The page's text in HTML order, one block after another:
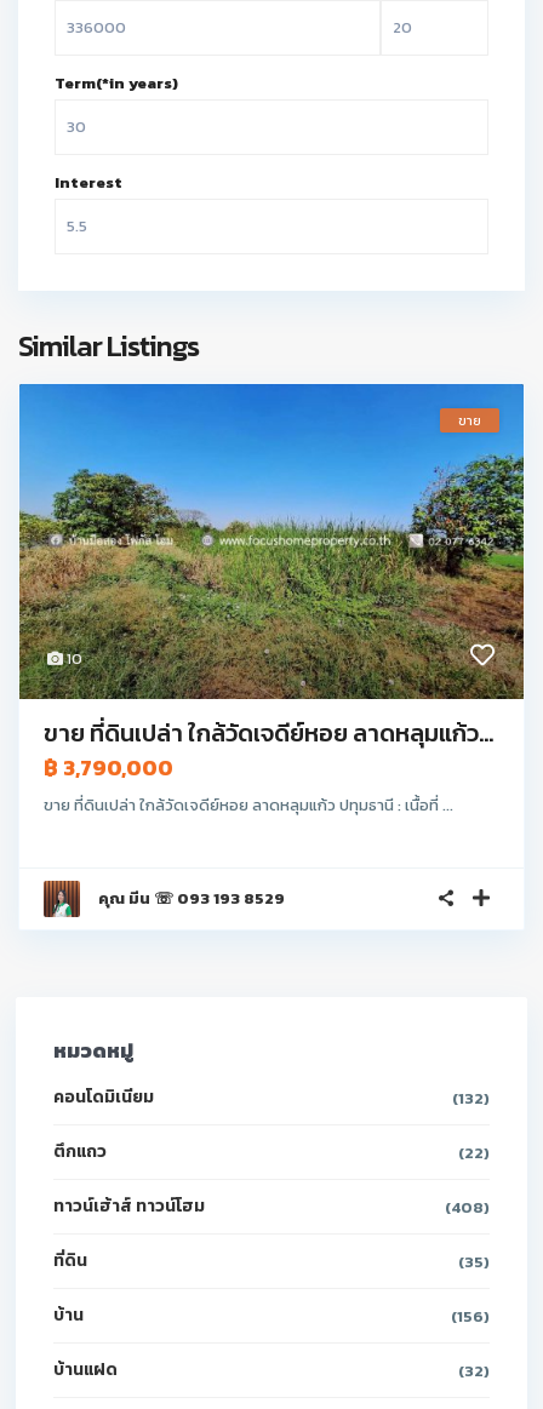
Term(*in years)
Interest
Similar Listings
10
ขาย
ขาย ที่ดินเปล่า ใกล้วัดเจดีย์หอย ลาดหลุมแก้ว...
฿ 3,790,000
ขาย ที่ดินเปล่า ใกล้วัดเจดีย์หอย ลาดหลุมแก้ว ปทุมธานี : เนื้อที่ ...
คุณ มีน ☏ 093 193 8529
หมวดหมู่
คอนโดมิเนียม (132)
ตึกแถว (22)
ทาวน์เฮ้าส์ ทาวน์โฮม (408)
ที่ดิน (35)
บ้าน (156)
บ้านแฝด (32)